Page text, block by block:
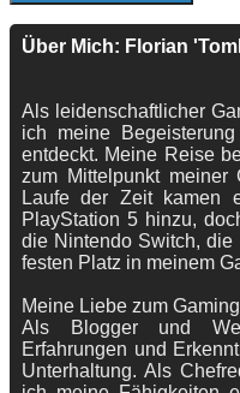
Über Mich: Florian
Als leidenschaftlicher
ich meine
entdeckt. Meine Reise
zum Mittelpunkt meiner
Laufe der Zeit kamen
PlayStation 5 hinzu,
die Nintendo Switch,
festen Platz in meinem
Meine Liebe zum
Als Blogger und
Erfahrungen und
Unterhaltung. Als